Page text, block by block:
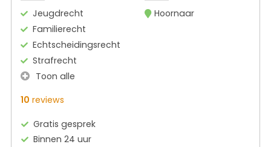
Jeugdrecht
Familierecht
Echtscheidingsrecht
Strafrecht
Toon alle
Hoornaar
10 reviews
Gratis gesprek
Binnen 24 uur